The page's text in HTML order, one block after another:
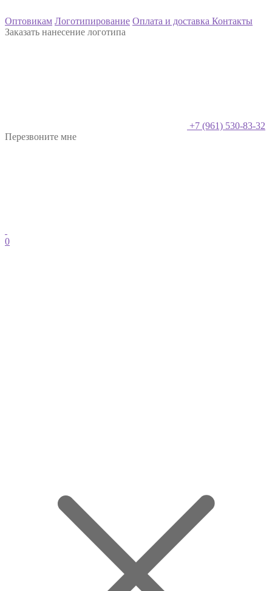
Оптовикам Логотипирование Оплата и доставка Контакты
Заказать нанесение логотипа
+7 (961) 530-83-32
Перезвоните мне
0